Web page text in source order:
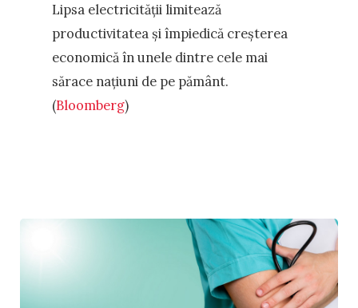
Lipsa electricității limitează
productivitatea și împiedică creșterea
economică în unele dintre cele mai
sărace națiuni de pe pământ.
(Bloomberg)